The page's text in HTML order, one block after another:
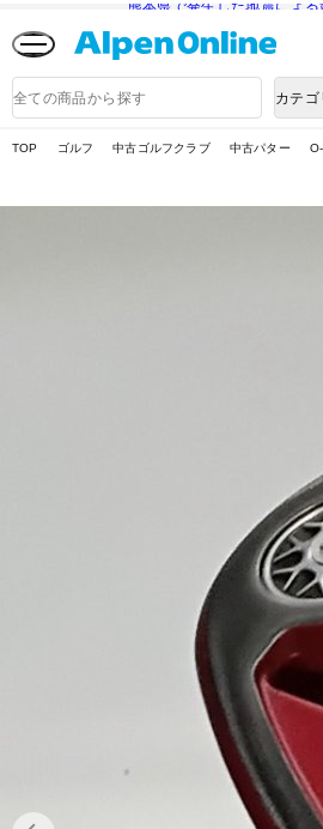
熊本県で発生した地震による
品
検
カテ
TOP ゴルフ 中古ゴルフクラブ 中古パター